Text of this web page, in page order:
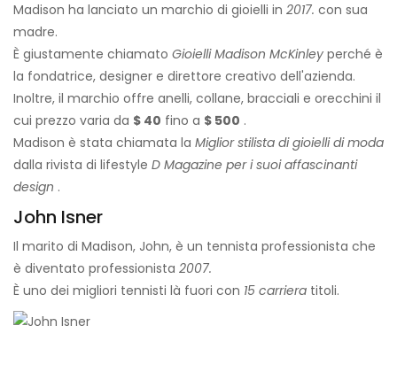
Madison ha lanciato un marchio di gioielli in 2017. con sua
madre.
È giustamente chiamato Gioielli Madison McKinley perché è
la fondatrice, designer e direttore creativo dell'azienda.
Inoltre, il marchio offre anelli, collane, bracciali e orecchini il
cui prezzo varia da $ 40 fino a $ 500 .
Madison è stata chiamata la Miglior stilista di gioielli di moda
dalla rivista di lifestyle D Magazine per i suoi affascinanti
design .
John Isner
Il marito di Madison, John, è un tennista professionista che
è diventato professionista 2007.
È uno dei migliori tennisti là fuori con 15 carriera titoli.